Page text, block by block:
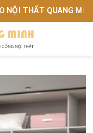
THẤT QUANG MINH